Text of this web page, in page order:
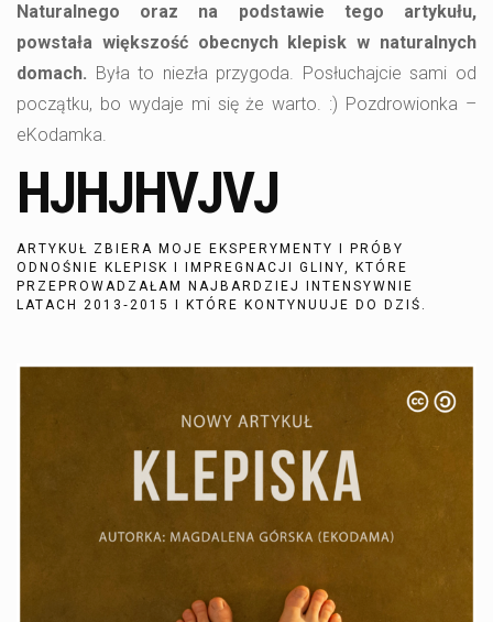
Naturalnego oraz na podstawie tego artykułu,
powstała większość obecnych klepisk w naturalnych
domach. Była to niezła przygoda. Posłuchajcie sami od
początku, bo wydaje mi się że warto. :) Pozdrowionka –
eKodamka.
HJHJHVJVJ
ARTYKUŁ ZBIERA MOJE EKSPERYMENTY I PRÓBY
ODNOŚNIE KLEPISK I IMPREGNACJI GLINY, KTÓRE
PRZEPROWADZAŁAM NAJBARDZIEJ INTENSYWNIE
LATACH 2013‑2015 I KTÓRE KONTYNUUJE DO DZIŚ.